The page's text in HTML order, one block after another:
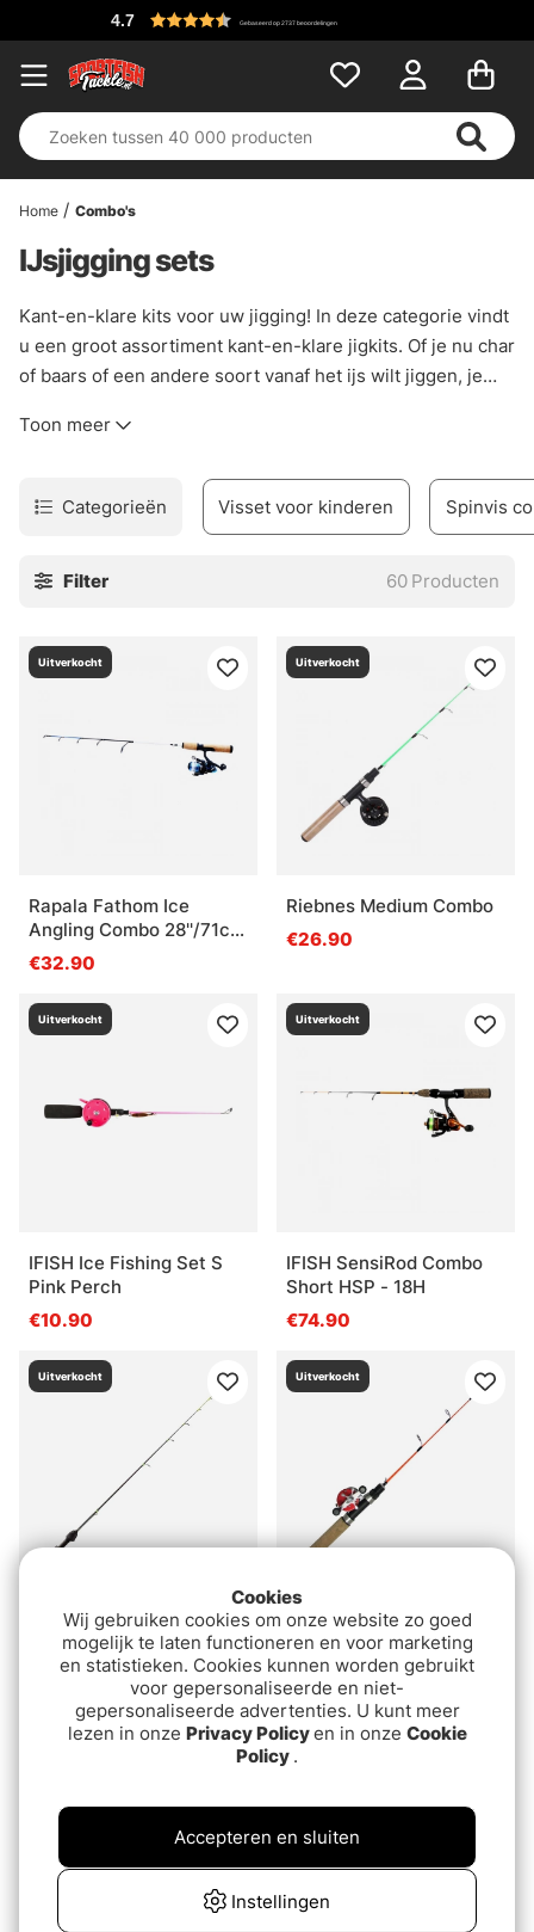
4.7 Gebaseerd op 2737 beoordelingen
Home Combo's
IJsjigging sets
Kant-en-klare kits voor uw jigging! In deze categorie vindt
u een groot assortiment kant-en-klare jigkits. Of je nu char
of baars of een andere soort vanaf het ijs wilt jiggen, je
nodig hebt is inbegrepen als je een van onze kant-en-
andere, dus kies gewoon wat bij je past!
Toon meer
Categorieën Visset voor kinderen Spinvis
Filter 60 Producten
Uitverkocht
Rapala Fathom Ice
Angling Combo 28''/71cm
MH
€32.90
Uitverkocht
Riebnes Medium Combo
€26.90
Uitverkocht
IFISH Ice Fishing Set S
Pink Perch
€10.90
Uitverkocht
IFISH SensiRod Combo
Short HSP - 18H
€74.90
Uitverkocht
13 Fishing Tickle Stick
Carbon Pro Ice Rod
25''/64cm L
€99
Uitverkocht
Premium I56 Ice Combo
Cl25L M
€44.90
Uitverkocht Uitverkocht
Cookies
Wij gebruiken cookies om onze website zo goed
mogelijk te laten functioneren en voor marketing
en statistieken. Cookies kunnen worden gebruikt
voor gepersonaliseerde en niet-
gepersonaliseerde advertenties. U kunt meer
lezen in onze Privacy Policyen in onze Cookie
Policy .
Instellingen
Accepteren en sluiten